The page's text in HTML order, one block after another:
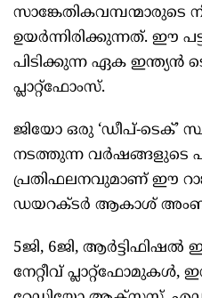
സാങ്കേതികവമ്പന്മാരുടെ
ഉയർന്നിരിക്കുന്നത്. ഈ
പിടിക്കുന്ന ഏക ഇന്ത്യൻ
പ്ലാറ്റ്ഫോംസ്.
ജിയോ ഒരു ‘ഡീപ്-ടെക്’
നടത്തുന്ന വർഷങ്ങളുടെ
പ്രതിഫലനവുമാണ് ഈ
ഡയറക്ടർ ആകാശ്
5ജി, 6ജി, ആർട്ടിഫിഷൽ
നേറ്റീവ് പ്ലാറ്റ്ഫോമുകൾ,